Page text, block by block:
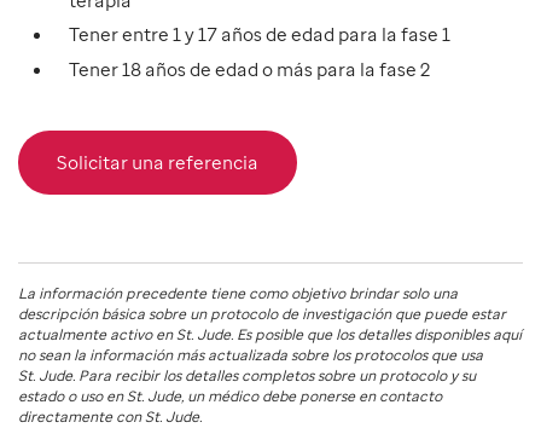
Tener entre 1 y 17 años de edad para la fase 1
Tener 18 años de edad o más para la fase 2
Solicitar una referencia
La información precedente tiene como objetivo brindar solo una
descripción básica sobre un protocolo de investigación que puede estar
actualmente activo enSt. Jude. Es posible que los detalles disponibles aquí
no sean la información más actualizada sobre los protocolos que usa
St. Jude. Para recibir los detalles completos sobre un protocolo y su
estado o uso enSt. Jude, un médico debe ponerse en contacto
directamente con St. Jude.